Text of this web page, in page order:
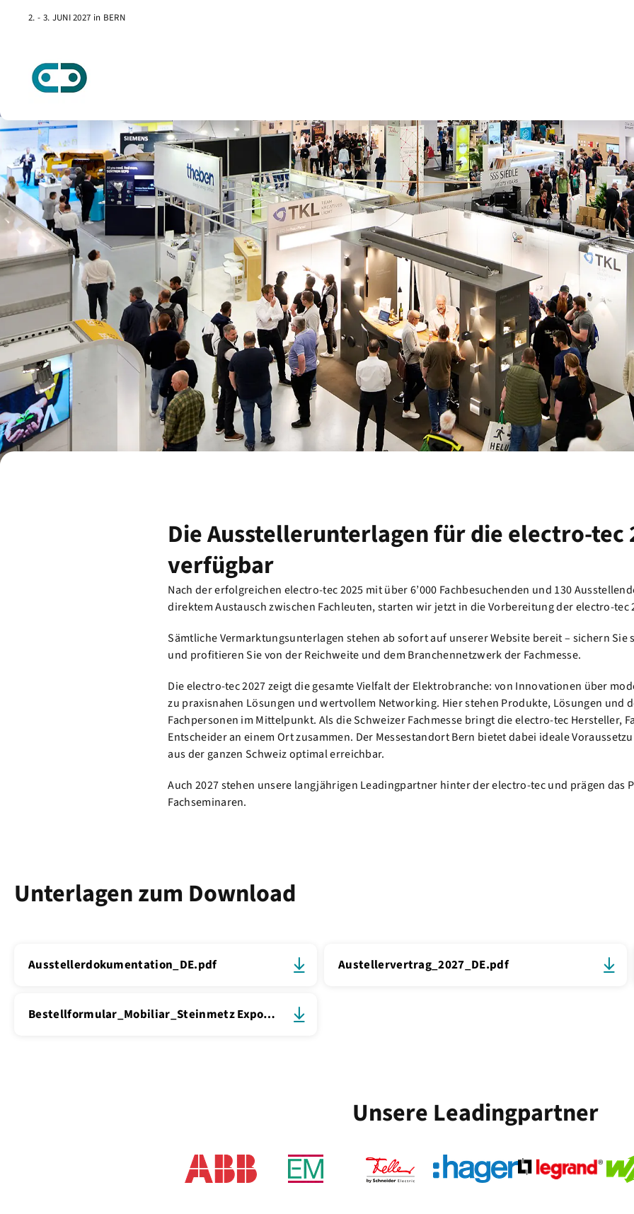
2. - 3. JUNI 2027 in BERN
Die Ausstellerunterlagen für die electro-tec
verfügbar
Nach der erfolgreichen electro-tec 2025 mit über 6’000 Fachbesuchenden und 130
direktem Austausch zwischen Fachleuten, starten wir jetzt in die Vorbereitung der electro-tec
Sämtliche Vermarktungsunterlagen stehen ab sofort auf unserer Website bereit – sichern Sie
und profitieren Sie von der Reichweite und dem Branchennetzwerk der Fachmesse.
Die electro-tec 2027 zeigt die gesamte Vielfalt der Elektrobranche: von Innovationen über
zu praxisnahen Lösungen und wertvollem Networking. Hier stehen Produkte, Lösungen und
Fachpersonen im Mittelpunkt. Als die Schweizer Fachmesse bringt die electro-tec Hersteller,
Entscheider an einem Ort zusammen. Der Messestandort Bern bietet dabei ideale
aus der ganzen Schweiz optimal erreichbar.
Auch 2027 stehen unsere langjährigen Leadingpartner hinter der electro-tec und prägen das
Fachseminaren.
Unterlagen zum Download
Ausstellerdokumentation_DE.pdf Austellervertrag_2027_DE.pdf
Bestellformular_Mobiliar_Steinmetz Expo_DE_2027.pdf
Unsere Leadingpartner